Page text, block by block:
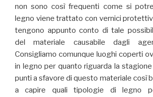
non sono così frequenti come si
legno viene trattato con vernici
tengono appunto conto di tale
del materiale causabile dagli
Consigliamo comunque luoghi coperti
in legno per quanto riguarda la
punti a sfavore di questo materiale così
a capire quali tipologie di legno